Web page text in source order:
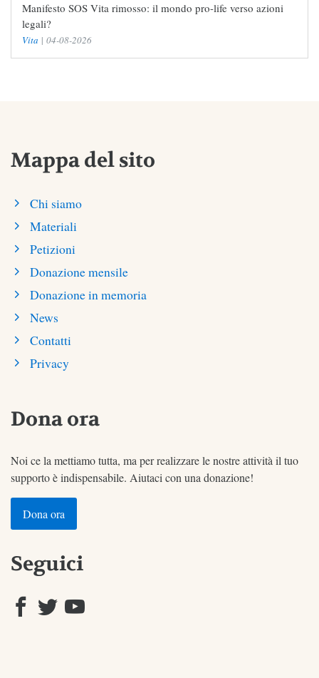
Manifesto SOS Vita rimosso: il mondo pro-life verso azioni
legali?
Vita | 04-08-2026
Mappa del sito
Chi siamo
Materiali
Petizioni
Donazione mensile
Donazione in memoria
News
Contatti
Privacy
Dona ora
Noi ce la mettiamo tutta, ma per realizzare le nostre attività il tuo
supporto è indispensabile. Aiutaci con una donazione!
Dona ora
Seguici